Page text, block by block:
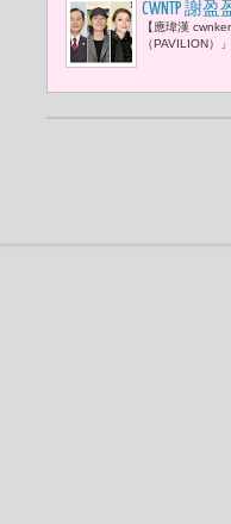
CWNTP 謝
方。」王
【應瑋漢
（PAVILION）